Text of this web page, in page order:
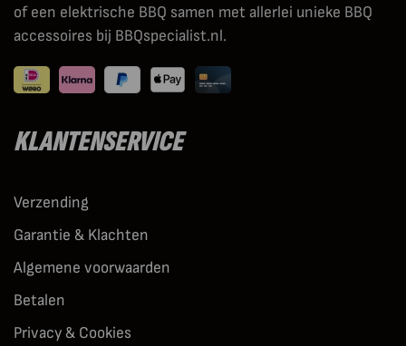
of een elektrische BBQ samen met allerlei unieke BBQ
accessoires bij BBQspecialist.nl.
KLANTENSERVICE
Verzending
Garantie & Klachten
Algemene voorwaarden
Betalen
Privacy & Cookies